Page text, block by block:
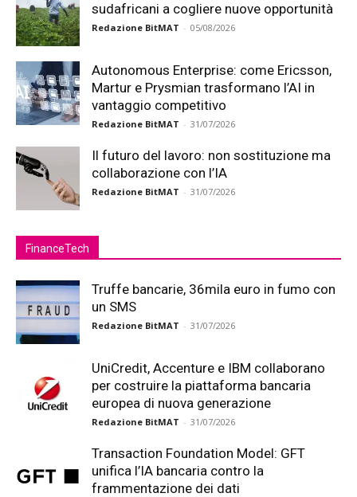
sudafricani a cogliere nuove opportunità
Redazione BitMAT - 05/08/2026
Autonomous Enterprise: come Ericsson,
Martur e Prysmian trasformano l’AI in
vantaggio competitivo
Redazione BitMAT - 31/07/2026
Il futuro del lavoro: non sostituzione ma
collaborazione con l’IA
Redazione BitMAT - 31/07/2026
FinanceTech
Truffe bancarie, 36mila euro in fumo con
un SMS
Redazione BitMAT - 31/07/2026
UniCredit, Accenture e IBM collaborano
per costruire la piattaforma bancaria
europea di nuova generazione
Redazione BitMAT - 31/07/2026
Transaction Foundation Model: GFT
unifica l’IA bancaria contro la
frammentazione dei dati